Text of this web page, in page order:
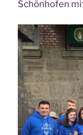
Schön­ho­fen